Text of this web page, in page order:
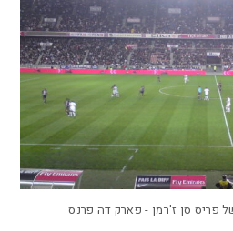
פריס סן ז'רמן - פארק דה פרנס